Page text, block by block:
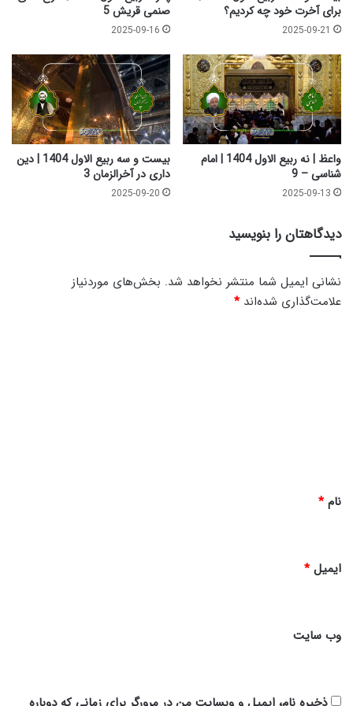
ن
ا
ی
برای آخرت خود چه کردیم؟
2025-09-21
صنمی قریش 5
2025-09-16
واعظ | نه ربیع الاول 1404 | امام
شناسی – 9
2025-09-13
بیست و سه ربیع الاول 1404 | دین
داری در آخرالزمان 3
2025-09-20
دیدگاهتان را بنویسید
نشانی ایمیل شما منتشر نخواهد شد. بخش‌های موردنیاز
علامت‌گذاری شده‌اند*
نام*
ایمیل*
وب‌ سایت